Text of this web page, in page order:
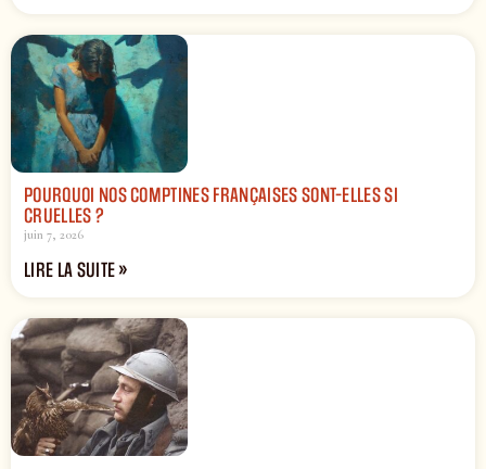
POURQUOI NOS COMPTINES FRANÇAISES SONT-ELLES SI
CRUELLES ?
juin 7, 2026
LIRE LA SUITE »